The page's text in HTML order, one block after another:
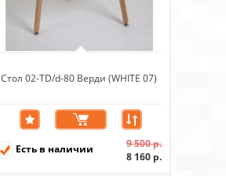
Стол 02-TD/d-80 Верди (WHITE 07)
Есть в наличии
9 500 р.
8 160 р.